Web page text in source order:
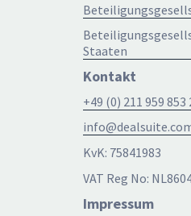
Staaten
Kontakt
+49 (0) 211 959 853
KvK: 75841983
VAT Reg No:
Impressum